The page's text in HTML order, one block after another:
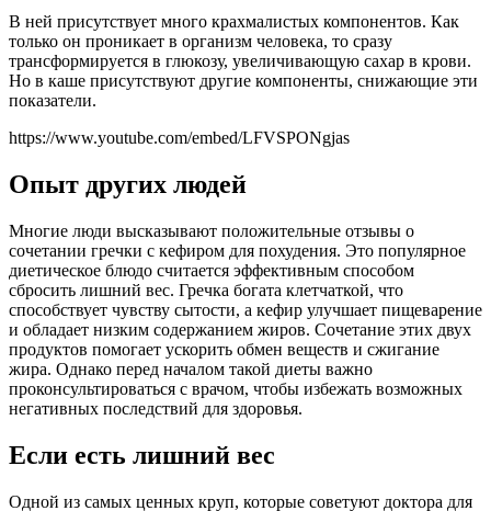
В ней присутствует много крахмалистых компонентов. Как
только он проникает в организм человека, то сразу
трансформируется в глюкозу, увеличивающую сахар в крови.
Но в каше присутствуют другие компоненты, снижающие эти
показатели.
https://www.youtube.com/embed/LFVSPONgjas
Опыт других людей
Многие люди высказывают положительные отзывы о
сочетании гречки с кефиром для похудения. Это популярное
диетическое блюдо считается эффективным способом
сбросить лишний вес. Гречка богата клетчаткой, что
способствует чувству сытости, а кефир улучшает пищеварение
и обладает низким содержанием жиров. Сочетание этих двух
продуктов помогает ускорить обмен веществ и сжигание
жира. Однако перед началом такой диеты важно
проконсультироваться с врачом, чтобы избежать возможных
негативных последствий для здоровья.
Если есть лишний вес
Одной из самых ценных круп, которые советуют доктора для